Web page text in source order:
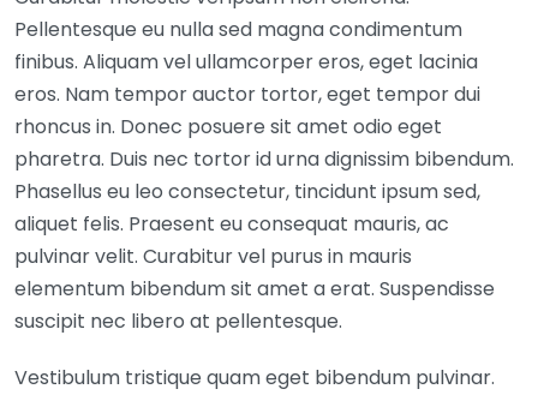
Pellentesque eu nulla sed magna condimentum
finibus. Aliquam vel ullamcorper eros, eget lacinia
eros. Nam tempor auctor tortor, eget tempor dui
rhoncus in. Donec posuere sit amet odio eget
pharetra. Duis nec tortor id urna dignissim bibendum.
Phasellus eu leo consectetur, tincidunt ipsum sed,
aliquet felis. Praesent eu consequat mauris, ac
pulvinar velit. Curabitur vel purus in mauris
elementum bibendum sit amet a erat. Suspendisse
suscipit nec libero at pellentesque.
Vestibulum tristique quam eget bibendum pulvinar.